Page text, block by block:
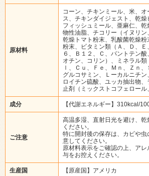
原材料
コーン、チキンミール、米、
ス、チキンダイジェスト、乾燥
フィッシュミール、亜麻仁、
物性油脂、チコリー（イヌリン
乾燥トマト粉末、乳酸菌乾燥
粉末、ビタミン類（Ａ、Ｄ、Ｅ
６、Ｂ１２、Ｃ、パントテン
オチン、コリン）、ミネラル類
ｌ、Ｃｕ、Ｆｅ、Ｍｎ、Ｚｎ、
グルコサミン、Ｌーカルニチ
ロイチン硫酸、ユッカ抽出物
止剤（ミックストコフェロール
成分 【代謝エネルギー】310kcal/
ご注意
高温多湿、直射日光を避け、
ください。
特に開封後の保存は、カビや
意してください。
原材料表示をご確認の上、ア
与をお控えください。
生産国 【原産国】アメリカ